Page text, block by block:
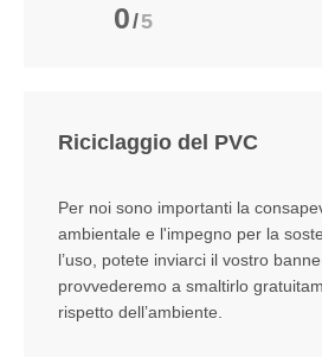
0/5
Riciclaggio del PVC
Per noi sono importanti la
ambientale e l'impegno per la
l’uso, potete inviarci il vostro
provvederemo a smaltirlo
rispetto dell’ambiente.